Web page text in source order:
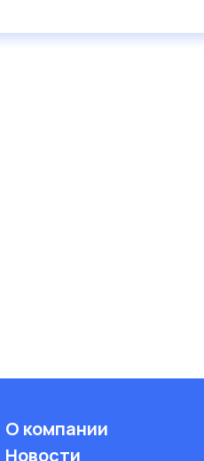
О компании
Новости